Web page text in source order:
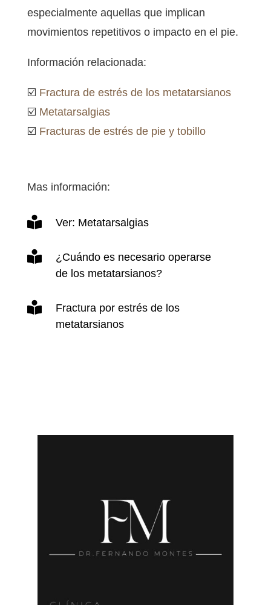
especialmente aquellas que implican
movimientos repetitivos o impacto en el pie.
Información relacionada:
☑️ Fractura de estrés de los metatarsianos
☑️ Metatarsalgias
☑️ Fracturas de estrés de pie y tobillo
Mas información:
 Ver: Metatarsalgias

¿Cuándo es necesario operarse
de los metatarsianos?

Fractura por estrés de los
metatarsianos